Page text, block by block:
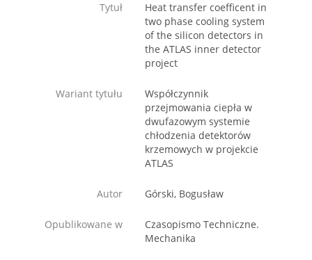
Tytuł
Heat transfer coefficent in
two phase cooling system
of the silicon detectors in
the ATLAS inner detector
project
Wariant tytułu
Współczynnik
przejmowania ciepła w
dwufazowym systemie
chłodzenia detektorów
krzemowych w projekcie
ATLAS
Autor Górski, Bogusław
Opublikowane w
Czasopismo Techniczne.
Mechanika